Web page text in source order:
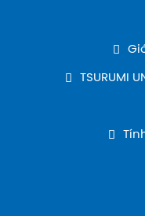
TSURUMI